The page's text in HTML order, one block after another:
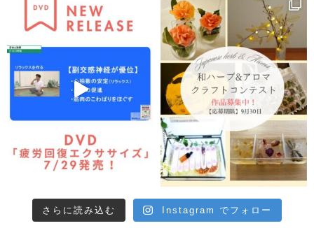
さらに読み込む Instagram でフォロー